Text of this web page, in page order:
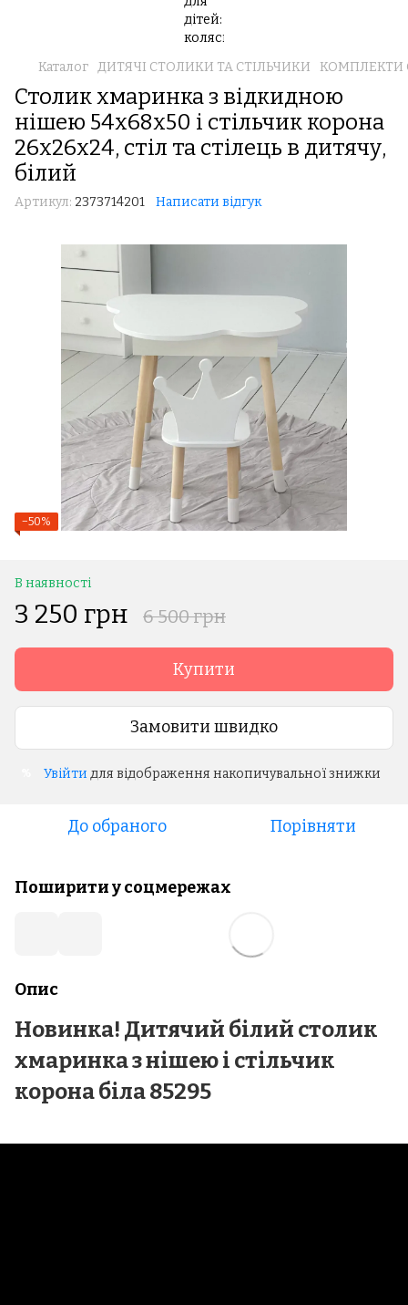
Каталог ДИТЯЧІ СТОЛИКИ ТА СТІЛЬЧИКИ КОМПЛЕКТИ
Столик хмаринка з відкидною
нішею 54х68х50 і стільчик корона
26х26х24, стіл та стілець в дитячу,
білий
Артикул: 2373714201 Написати відгук
−50%
В наявності
3 250 грн 6 500 грн
Купити
Замовити швидко
Увійти для відображення накопичувальної знижки
До обраного Порівняти
Поширити у соцмережах
Опис
Новинка! Дитячий білий столик
хмаринка з нішею і стільчик
корона біла 85295